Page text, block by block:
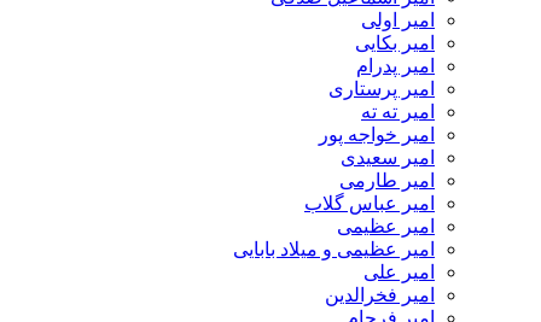
امیر اولی
امیر بکایی
امیر پدرام
امیر پرستاری
امیر ته ته
امیر خواجه پور
امیر سعیدی
امیر طارمی
امیر عباس گلاب
امیر عظیمی
امیر عظیمی و میلاد بابایی
امیر علی
امیر فخرالدین